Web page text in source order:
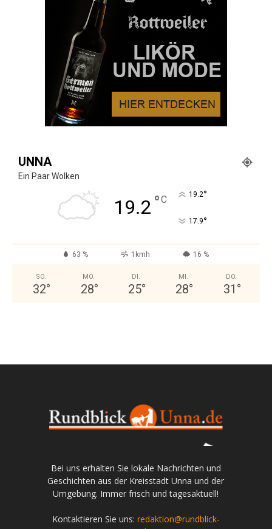
UNNA
Ein Paar Wolken
19.2 °C 19.2°
17.9°
63 % 1kmh 16 %
SO.
32°
MO.
28°
DI.
25°
MI.
28°
DO.
31 °
Bei uns erhalten Sie lokale Nachrichten und
Geschichten aus der Kreisstadt Unna und der
Umgebung. Immer frisch und tagesaktuell!
Kontaktieren Sie uns: redaktion@rundblick-